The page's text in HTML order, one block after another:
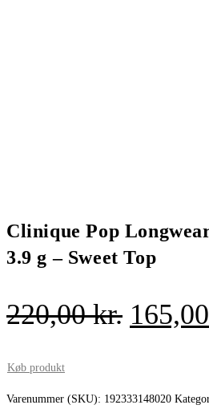
Clinique Pop
3.9 g – Sweet Top
220,00kr. Den
var:
165,00
Køb produkt
Varenummer (SKU): 192333148020